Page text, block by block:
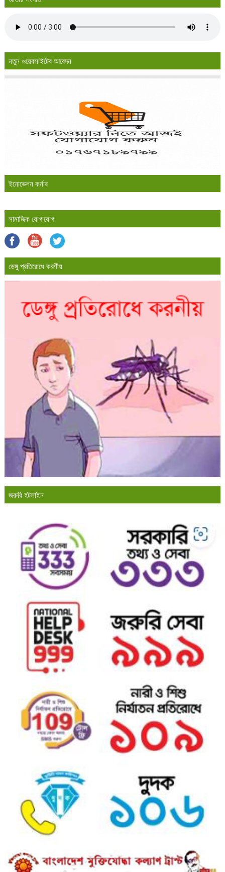
নতুন ওয়েবসাইটের আবেদন
ইনোভেশন কর্নার
সামাজিক যোগাযোগ
ডেঙ্গু প্রতিরোধে করণীয়
জরুরি হটলাইন